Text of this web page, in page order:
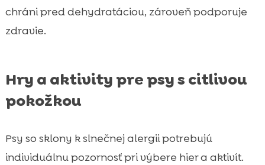
chráni pred dehydratáciou, zároveň podporuje
zdravie.
Hry a aktivity pre psy s citlivou
pokožkou
Psy so sklony k slnečnej alergii potrebujú
individuálnu pozornosť pri výbere hier a aktivít.